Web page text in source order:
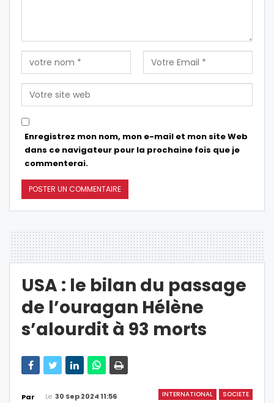
Enregistrez mon nom, mon e-mail et mon site Web
dans ce navigateur pour la prochaine fois que je
commenterai.
USA : le bilan du passage
de l’ouragan Hélène
s’alourdit à 93 morts
INTERNATIONAL SOCIETE
Par Le 30 Sep 2024 11:56